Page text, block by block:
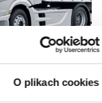
O plikach cookies